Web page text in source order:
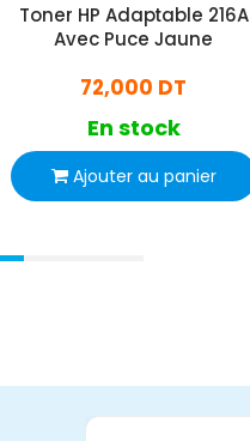
Toner HP Adaptable 216A
Avec Puce Jaune
72,000 DT
En stock
Ajouter au panier